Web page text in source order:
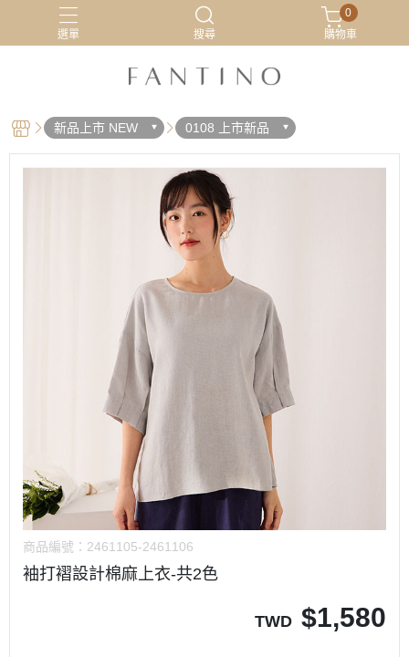
選單 搜尋
居家服 最新活動 有機棉 睡衣
0
購物車
新品上市 NEW 0108 上市新品
商品編號： 2461105-2461106
袖打褶設計棉麻上衣-共2色
TWD $1,580